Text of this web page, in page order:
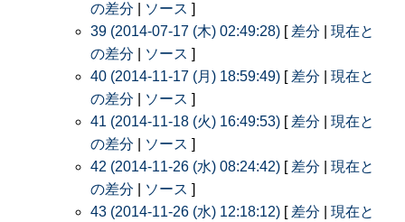
の差分
ソース ]
39 (2014-07-17 (木) 02:49:28) [ 差分
現在と
の差分
ソース ]
40 (2014-11-17 (月) 18:59:49) [ 差分
現在と
の差分
ソース ]
41 (2014-11-18 (火) 16:49:53) [ 差分
現在と
の差分
ソース ]
42 (2014-11-26 (水) 08:24:42) [ 差分
現在と
の差分
ソース ]
43 (2014-11-26 (水) 12:18:12) [ 差分
現在と